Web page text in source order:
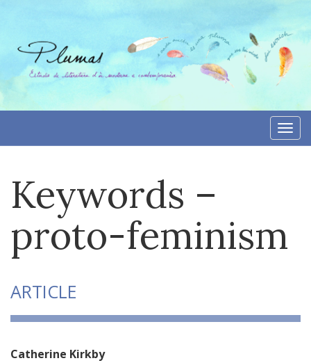
contenu
Keywords –
proto-feminism
ARTICLE
Catherine Kirkby